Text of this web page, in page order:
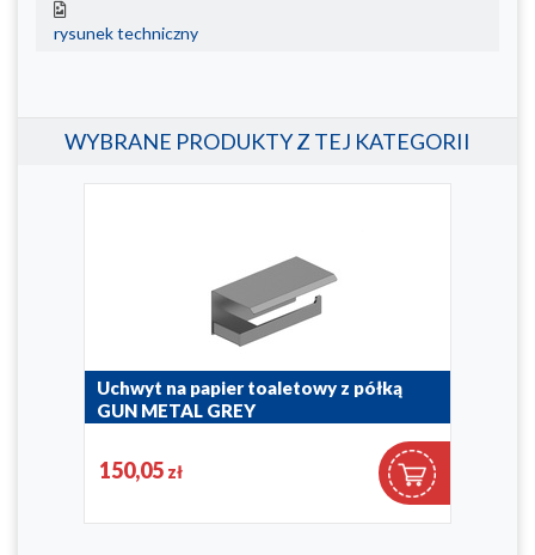
rysunek techniczny
WYBRANE PRODUKTY Z TEJ KATEGORII
Uchwyt na papier toaletowy z półką
GUN METAL GREY
150,05 zł